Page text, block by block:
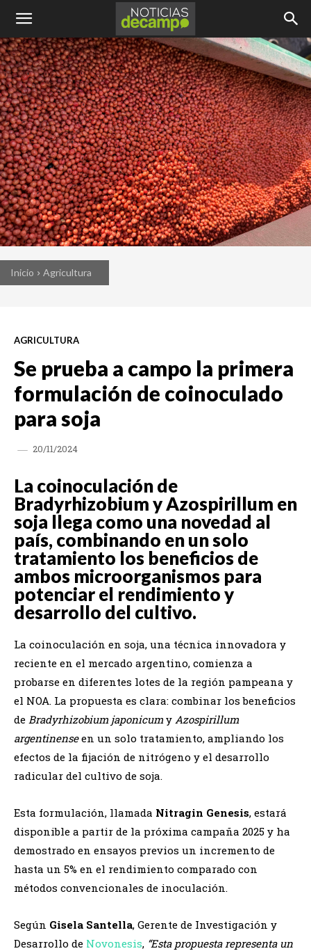
Inicio Agricultura
AGRICULTURA
Se prueba a campo la primera
formulación de coinoculado
para soja
20/11/2024
La coinoculación de
Bradyrhizobium y Azospirillum en
soja llega como una novedad al
país, combinando en un solo
tratamiento los beneficios de
ambos microorganismos para
potenciar el rendimiento y
desarrollo del cultivo.
La coinoculación en soja, una técnica innovadora y
reciente en el mercado argentino, comienza a
probarse en diferentes lotes de la región pampeana y
el NOA. La propuesta es clara: combinar los beneficios
de Bradyrhizobium japonicum y Azospirillum
argentinenseen un solo tratamiento, ampliando los
efectos de la fijación de nitrógeno y el desarrollo
radicular del cultivo de soja.
Esta formulación, llamada Nitragin Genesis, estará
disponible a partir de la próxima campaña 2025 y ha
demostrado en ensayos previos un incremento de
hasta un 5% en el rendimiento comparado con
métodos convencionales de inoculación.
Según Gisela Santella, Gerente de Investigación y
Desarrollo de Novonesis, “Esta propuesta representa un